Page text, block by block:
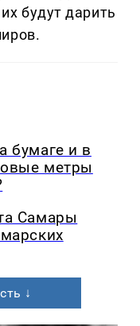
будут дарить
бумаге и в
метры
Самары
↓